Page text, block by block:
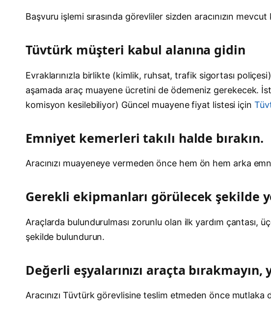
Başvuru işlemi sırasında görevliler sizden aracınızın
Tüvtürk müşteri kabul alanına gidin
Evraklarınızla birlikte (kimlik, ruhsat, trafik sigortası
aşamada araç muayene ücretini de ödemeniz gerekecek.
komisyon kesilebiliyor) Güncel muayene fiyat listesi için
Emniyet kemerleri takılı halde bırakın.
Aracınızı muayeneye vermeden önce hem ön hem arka
Gerekli ekipmanları görülecek şekilde
Araçlarda bulundurulması zorunlu olan ilk yardım çantası,
şekilde bulundurun.
Değerli eşyalarınızı araçta bırakmayın,
Aracınızı Tüvtürk görevlisine teslim etmeden önce mutlaka